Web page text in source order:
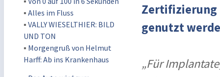
▪ Alles im Fluss
▪ VALLY WIESELTHIER: BILD
UND TON
▪ Morgengruß von Helmut
Harff: Ab ins Krankenhaus
Zertifizierung
genutzt
„Für